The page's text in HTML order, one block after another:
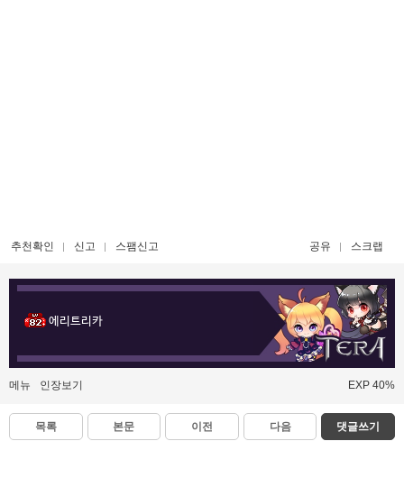
추천확인 신고 스팸신고 공유 스크랩
에리트리카
메뉴 인장보기 EXP 40%
목록 본문 이전 다음 댓글쓰기